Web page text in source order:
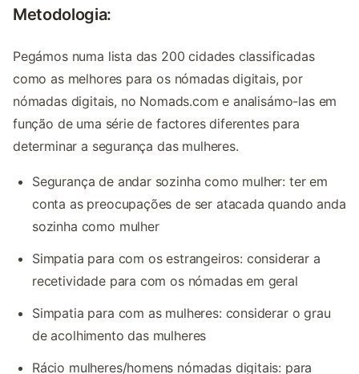
Metodologia:
Pegámos numa lista das 200 cidades classificadas
como as melhores para os nómadas digitais, por
nómadas digitais, no Nomads.com e analisámo-las em
função de uma série de factores diferentes para
determinar a segurança das mulheres.
Segurança de andar sozinha como mulher: ter em
conta as preocupações de ser atacada quando anda
sozinha como mulher
Simpatia para com os estrangeiros: considerar a
recetividade para com os nómadas em geral
Simpatia para com as mulheres: considerar o grau
de acolhimento das mulheres
Rácio mulheres/homens nómadas digitais: para